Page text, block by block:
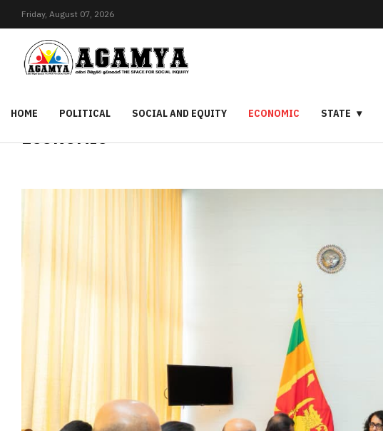
Friday, August 07, 2026
HOME POLITICAL SOCIAL AND EQUITY ECONOMIC STATE
ECONOMIC